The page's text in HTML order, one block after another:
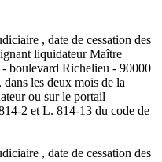
, date de cessation des
liquidateur Maître
boulevard Richelieu - 90000
les deux mois de la
ou sur le portail
2 et L. 814-13 du code de
, date de cessation des